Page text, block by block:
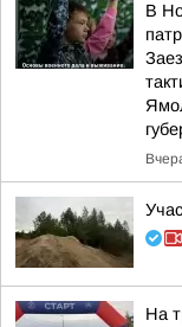
В
На